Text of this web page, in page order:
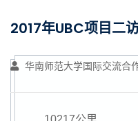
2017年UBC项目二
华南师范大学国际交流合